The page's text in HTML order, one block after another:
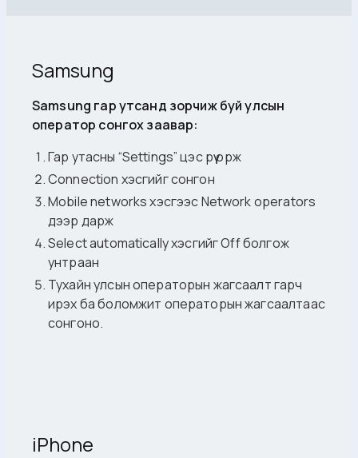
Samsung
Samsung гар утсанд зорчиж буй улсын
оператор сонгох заавар:
Гар утасны “Settings” цэс рүү орж
Connection хэсгийг сонгон
Mobile networks хэсгээс Network operators
дээр дарж
Select automatically хэсгийг Off болгож
унтраан
Тухайн улсын операторын жагсаалт гарч
ирэх ба боломжит операторын жагсаалтаас
сонгоно.
iPhone